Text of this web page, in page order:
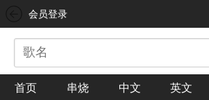
会员登录
首页 串烧 中文 英文